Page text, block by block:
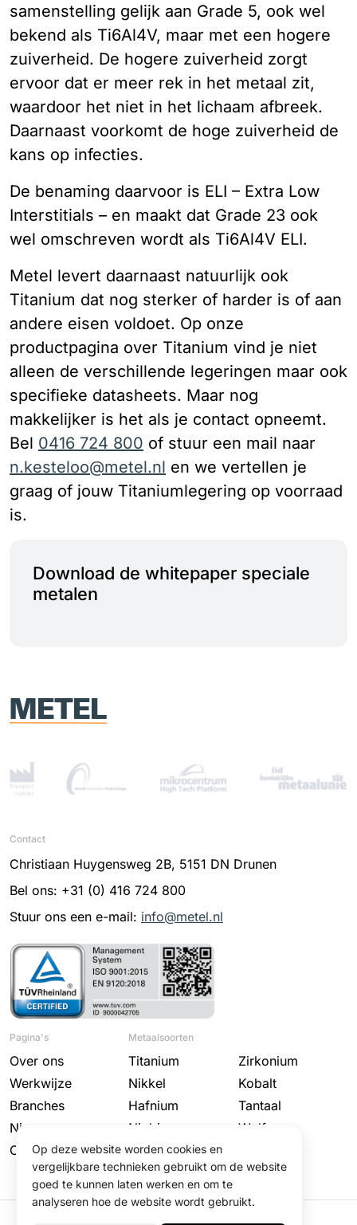
Download de whitepaper speciale
metalen
samenstelling gelijk aan Grade 5, ook wel
bekend als Ti6Al4V, maar met een hogere
zuiverheid. De hogere zuiverheid zorgt
ervoor dat er meer rek in het metaal zit,
waardoor het niet in het lichaam afbreek.
Daarnaast voorkomt de hoge zuiverheid de
kans op infecties.
De benaming daarvoor is ELI – Extra Low
Interstitials – en maakt dat Grade 23 ook
wel omschreven wordt als Ti6Al4V ELI.
Metel levert daarnaast natuurlijk ook
Titanium dat nog sterker of harder is of aan
andere eisen voldoet. Op onze
productpagina over Titanium vind je niet
alleen de verschillende legeringen maar ook
specifieke datasheets. Maar nog
makkelijker is het als je contact opneemt.
Bel 0416 724 800 of stuur een mail naar
n.kesteloo@metel.nl en we vertellen je
graag of jouw Titaniumlegering op voorraad
is.
Contact
Christiaan Huygensweg 2B, 5151 DN Drunen
Bel ons: +31 (0) 416 724 800
Stuur ons een e-mail: info@metel.nl
Pagina's
Over ons
Werkwijze
Branches
Nieuws
Contact
Metaalsoorten
Titanium
Zirkonium
Nikkel
Kobalt
Hafnium
Tantaal
Niobium
Wolfraam
Molybdeen
Op deze website worden cookies en
vergelijkbare technieken gebruikt om de website
goed te kunnen laten werken en om te
analyseren hoe de website wordt gebruikt.